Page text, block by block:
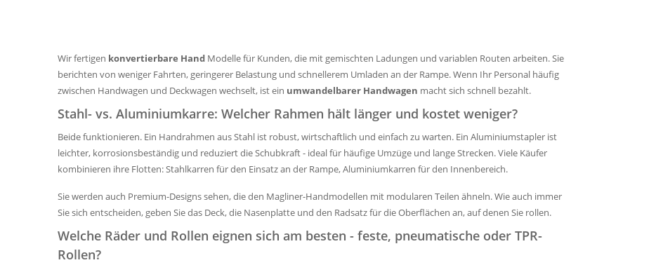
Wir fertigen konvertierbare Hand Modelle für Kunden, die mit gemischten Ladungen und variablen Routen arbeiten. Sie
berichten von weniger Fahrten, geringerer Belastung und schnellerem Umladen an der Rampe. Wenn Ihr Personal häufig
zwischen Handwagen und Deckwagen wechselt, ist ein umwandelbarer Handwagen macht sich schnell bezahlt.
Stahl- vs. Aluminiumkarre: Welcher Rahmen hält länger und kostet weniger?
Beide funktionieren. Ein Handrahmen aus Stahl ist robust, wirtschaftlich und einfach zu warten. Ein Aluminiumstapler ist
leichter, korrosionsbeständig und reduziert die Schubkraft - ideal für häufige Umzüge und lange Strecken. Viele Käufer
kombinieren ihre Flotten: Stahlkarren für den Einsatz an der Rampe, Aluminiumkarren für den Innenbereich.
Sie werden auch Premium-Designs sehen, die den Magliner-Handmodellen mit modularen Teilen ähneln. Wie auch immer
Sie sich entscheiden, geben Sie das Deck, die Nasenplatte und den Radsatz für die Oberflächen an, auf denen Sie rollen.
Welche Räder und Rollen eignen sich am besten - feste, pneumatische oder TPR-
Rollen?